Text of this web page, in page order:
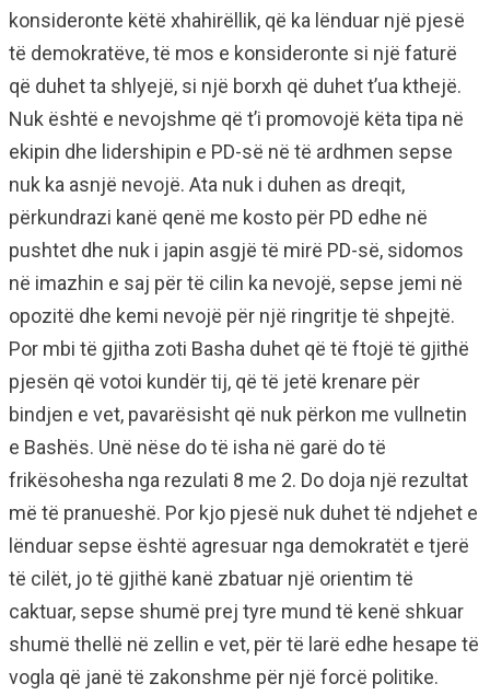
konsideronte këtë xhahirëllik, që ka lënduar një pjesë
të demokratëve, të mos e konsideronte si një faturë
që duhet ta shlyejë, si një borxh që duhet t’ua kthejë.
Nuk është e nevojshme që t’i promovojë këta tipa në
ekipin dhe lidershipin e PD-së në të ardhmen sepse
nuk ka asnjë nevojë. Ata nuk i duhen as dreqit,
përkundrazi kanë qenë me kosto për PD edhe në
pushtet dhe nuk i japin asgjë të mirë PD-së, sidomos
në imazhin e saj për të cilin ka nevojë, sepse jemi në
opozitë dhe kemi nevojë për një ringritje të shpejtë.
Por mbi të gjitha zoti Basha duhet që të ftojë të gjithë
pjesën që votoi kundër tij, që të jetë krenare për
bindjen e vet, pavarësisht që nuk përkon me vullnetin
e Bashës. Unë nëse do të isha në garë do të
frikësohesha nga rezulati 8 me 2. Do doja një rezultat
më të pranueshë. Por kjo pjesë nuk duhet të ndjehet e
lënduar sepse është agresuar nga demokratët e tjerë
të cilët, jo të gjithë kanë zbatuar një orientim të
caktuar, sepse shumë prej tyre mund të kenë shkuar
shumë thellë në zellin e vet, për të larë edhe hesape të
vogla që janë të zakonshme për një forcë politike.